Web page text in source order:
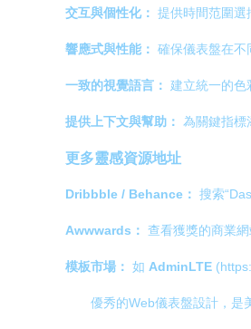
交互與個性化： 提供時間范圍選
響應式與性能： 確保儀表盤在不
一致的視覺語言： 建立統一的色
提供上下文與幫助： 為關鍵指標
更多靈感資源地址
Dribbble / Behance： 搜索
Awwwards： 查看獲獎的商業
模板市場： 如 AdminLTE
優秀的Web儀表盤設計，是